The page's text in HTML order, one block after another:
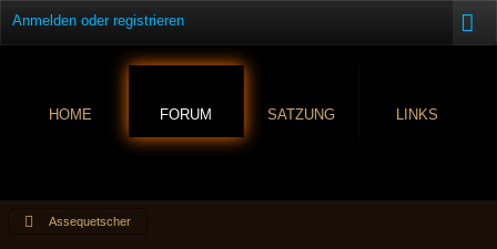
Anmelden oder registrieren
HOME FORUM SATZUNG LINKS
Assequetscher